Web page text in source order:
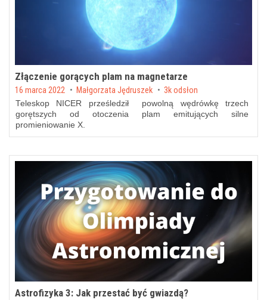
Złączenie gorących plam na magnetarze
Posted on
16 marca 2022 by Małgorzata Jędruszek 3k odsłon
Teleskop NICER prześledził powolną wędrówkę trzech
gorętszych od otoczenia plam emitujących silne
promieniowanie X.
Astrofizyka 3: Jak przestać być gwiazdą?